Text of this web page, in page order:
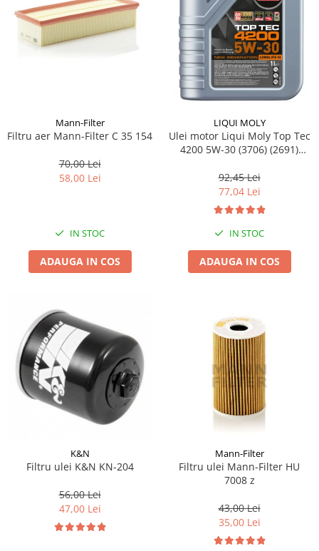
20W-50
20W-60
SAE30
Pipe si fise bujii
Bujii
Oglinzi moto
Consumabile BMW Motorrad
Ulei transmisie moto
Ulei furca moto
Curatare si intretinere lant moto
Aditivi moto
Lichid de frana
Vaselina si spray-uri tehnice moto
Filtre moto
Filtru combustibil
Buson golire ulei
Intretinere si curatare filtre moto
Intretinere echipament moto
Curatare moto
Mann-Filter
Filtru aer Mann-Filter C 35 154
70,00 Lei
58,00 Lei
IN STOC
ADAUGA IN COS
LIQUI MOLY
Ulei motor Liqui Moly Top Tec
4200 5W-30 (3706) (2691)
92,45 Lei
77,04 Lei
IN STOC
ADAUGA IN COS
K&N
Filtru ulei K&N KN-204
56,00 Lei
47,00 Lei
Mann-Filter
Filtru ulei Mann-Filter HU
7008 z
43,00 Lei
35,00 Lei